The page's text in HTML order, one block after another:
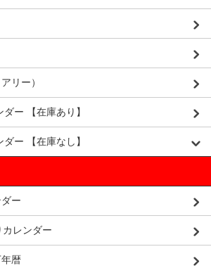
リー）
ー 【在庫あり】
ー 【在庫なし】
ー
カレンダー
暦